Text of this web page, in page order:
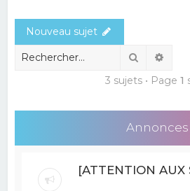
Nouveau sujet
Rechercher
3 sujets • Page 1
Annonces
[ATTENTION AUX